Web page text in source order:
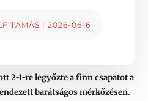
TAMÁS | 2026-06-6
2-1-re legyőzte a finn csapatot a
barátságos mérkőzésen.